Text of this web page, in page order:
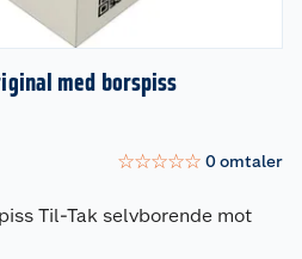
med borspiss
☆☆☆☆☆ 0omtaler
Til-Tak selvborende mot